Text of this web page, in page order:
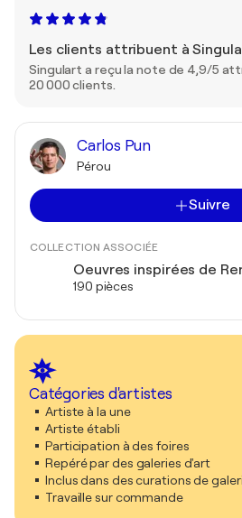
Les clients attribuent à
Singulart a reçu la note de 4,9/5
20 000 clients.
Carlos Pun
Pérou
Suivre
COLLECTION ASSOCIÉE
Oeuvres inspirées de
190 pièces
Catégories d'artistes
Artiste à la une
Artiste établi
Participation à des foires
Repéré par des galeries d'art
Inclus dans des curations de
Travaille sur commande